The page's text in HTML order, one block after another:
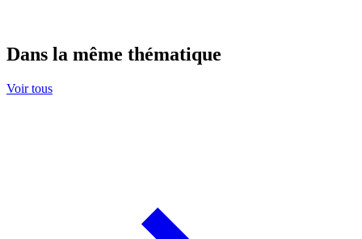
Dans la même thématique
Voir tous